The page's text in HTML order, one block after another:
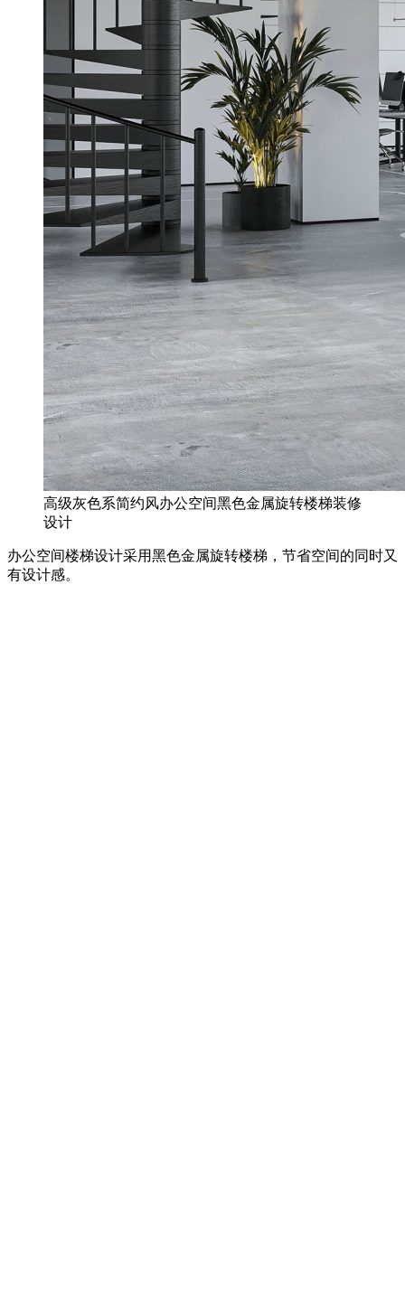
高级灰色系简约风办公空间黑色金属旋转楼梯装修
设计
办公空间楼梯设计采用黑色金属旋转楼梯，节省空间的同时又
有设计感。